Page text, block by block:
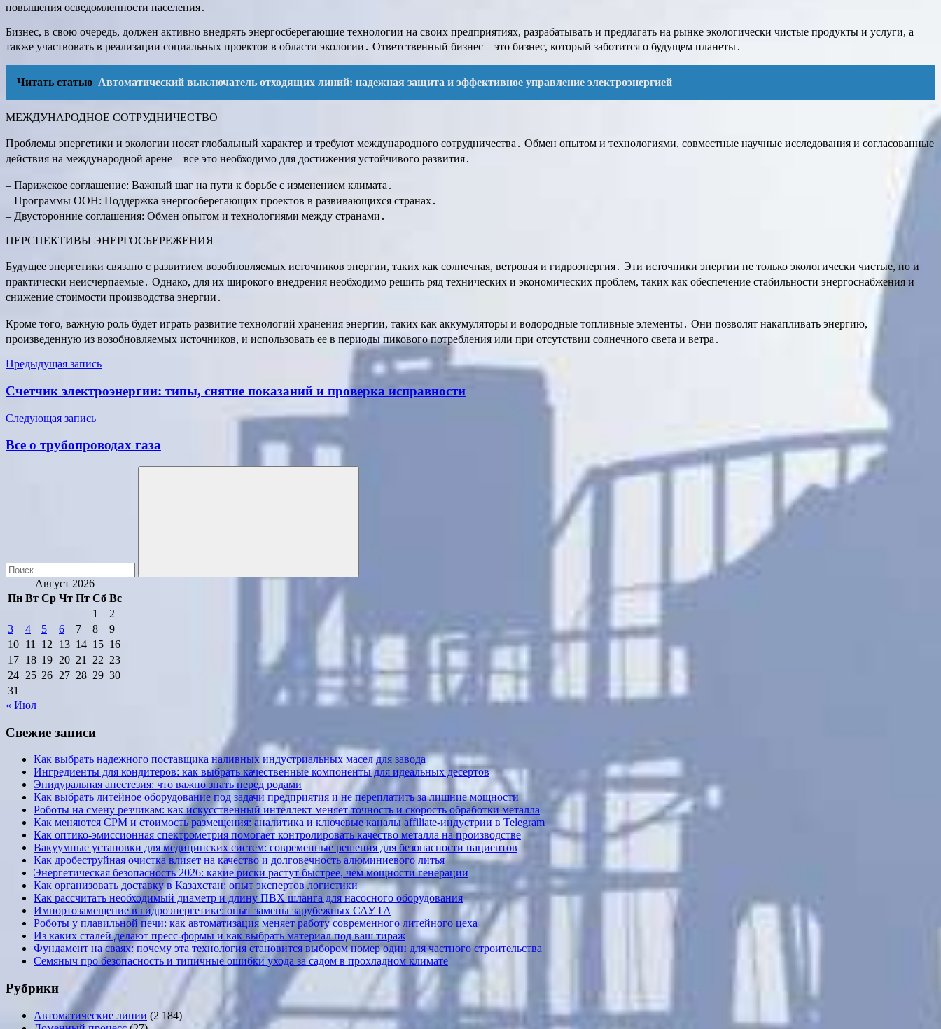
повышения осведомленности населения․
Бизнес, в свою очередь, должен активно внедрять энергосберегающие технологии на своих предприятиях, разрабатывать и предлагать на рынке экологически чистые продукты и услуги, а
также участвовать в реализации социальных проектов в области экологии․ Ответственный бизнес – это бизнес, который заботится о будущем планеты․
Читать статью Автоматический выключатель отходящих линий: надежная защита и эффективное управление электроэнергией
МЕЖДУНАРОДНОЕ СОТРУДНИЧЕСТВО
Проблемы энергетики и экологии носят глобальный характер и требуют международного сотрудничества․ Обмен опытом и технологиями, совместные научные исследования и согласованные
действия на международной арене – все это необходимо для достижения устойчивого развития․
– Парижское соглашение: Важный шаг на пути к борьбе с изменением климата․
– Программы ООН: Поддержка энергосберегающих проектов в развивающихся странах․
– Двусторонние соглашения: Обмен опытом и технологиями между странами․
ПЕРСПЕКТИВЫ ЭНЕРГОСБЕРЕЖЕНИЯ
Будущее энергетики связано с развитием возобновляемых источников энергии, таких как солнечная, ветровая и гидроэнергия․ Эти источники энергии не только экологически чистые, но и
практически неисчерпаемые․ Однако, для их широкого внедрения необходимо решить ряд технических и экономических проблем, таких как обеспечение стабильности энергоснабжения и
снижение стоимости производства энергии․
Кроме того, важную роль будет играть развитие технологий хранения энергии, таких как аккумуляторы и водородные топливные элементы․ Они позволят накапливать энергию,
произведенную из возобновляемых источников, и использовать ее в периоды пикового потребления или при отсутствии солнечного света и ветра․
Навигация
по
Предыдущая запись
Счетчик электроэнергии: типы, снятие показаний и проверка исправности
Следующая запись
Все о трубопроводах газа
Поиск
Август 2026
Пн Вт Ср Чт Пт Сб Вс
1
2
3
4 5 6 7 8
9
10 11 12 13 14 15 16
17 18 19 20 21 22 23
24 25 26 27 28 29 30
31
« Июл
Свежие записи
Как выбрать надежного поставщика наливных индустриальных масел для завода
Ингредиенты для кондитеров: как выбрать качественные компоненты для идеальных десертов
Эпидуральная анестезия: что важно знать перед родами
Как выбрать литейное оборудование под задачи предприятия и не переплатить за лишние мощности
Роботы на смену резчикам: как искусственный интеллект меняет точность и скорость обработки металла
Как меняются CPM и стоимость размещения: аналитика и ключевые каналы affiliate-индустрии в Telegram
Как оптико-эмиссионная спектрометрия помогает контролировать качество металла на производстве
Вакуумные установки для медицинских систем: современные решения для безопасности пациентов
Как дробеструйная очистка влияет на качество и долговечность алюминиевого литья
Энергетическая безопасность 2026: какие риски растут быстрее, чем мощности генерации
Как организовать доставку в Казахстан: опыт экспертов логистики
Как рассчитать необходимый диаметр и длину ПВХ шланга для насосного оборудования
Импортозамещение в гидроэнергетике: опыт замены зарубежных САУ ГА
Роботы у плавильной печи: как автоматизация меняет работу современного литейного цеха
Из каких сталей делают пресс-формы и как выбрать материал под ваш тираж
Фундамент на сваях: почему эта технология становится выбором номер один для частного строительства
Семяныч про безопасность и типичные ошибки ухода за садом в прохладном климате
Рубрики
Автоматические линии (2 184)